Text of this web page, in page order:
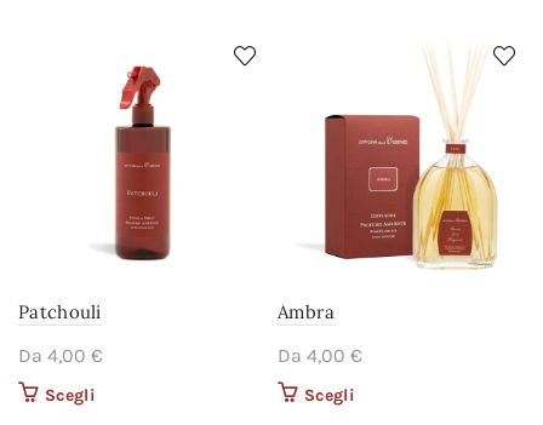
nella pagina del
prodotto
nella pagina del
Patchouli
Da 4,00 €
Scegli
Ambra
Da 4,00 €
Scegli